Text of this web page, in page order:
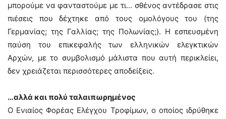
μπορούμε να φανταστούμε με τι… σθένος αντέδρασε στις
πιέσεις που δέχτηκε από τους ομολόγους του (της
Γερμανίας; της Γαλλίας; της Πολωνίας;). Η εσπευσμένη
παύση του επικεφαλής των ελληνικών ελεγκτικών
Αρχών, με το συμβολισμό μάλιστα που αυτή περικλείει,
δεν χρειάζεται περισσότερες αποδείξεις.
…αλλά και πολύ ταλαιπωρημένος
Ο Ενιαίος Φορέας Ελέγχου Τροφίμων, ο οποίος ιδρύθηκε